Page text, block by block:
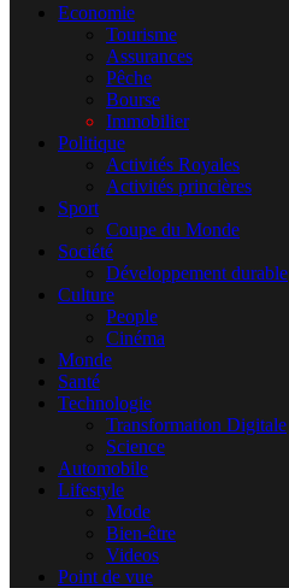
Economie
Tourisme
Assurances
Pêche
Bourse
Immobilier
Politique
Activités Royales
Activités princières
Sport
Coupe du Monde
Société
Développement durable
Culture
People
Cinéma
Monde
Santé
Technologie
Transformation Digitale
Science
Automobile
Lifestyle
Mode
Bien-être
Videos
Point de vue